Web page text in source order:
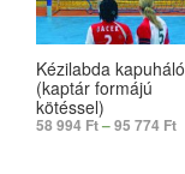
Kézilabda kapuháló
(kaptár formájú
kötéssel)
58 994 Ft–95 774 Ft